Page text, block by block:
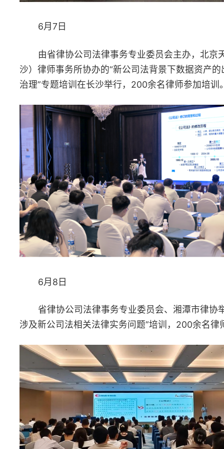
6月9日至13日
3名青年律师参加全国律协青年律师人才培养示范培训班（第
期）。
6月12日
省律协金融证券保险专业委员会、长沙市律协举办“资本市场
股权交易涉税法律业务拓展探讨”培训，70余名律师参加培训。
6月13日
省律协召开律师行业支持大学生创新创业工作座谈会，邀请5
大学生创业者代表与16名创业导师（律师）代表面对面交流。省律
由省贸促会、省高级人民法院、省司法厅、省商务厅、湘潭大
学主办，省律协等单位联合承办的贸仲中非庭审中心揭牌仪式暨中
—非洲仲裁国际合作会议在长沙举行。省律协会长杨建伟发表“中非